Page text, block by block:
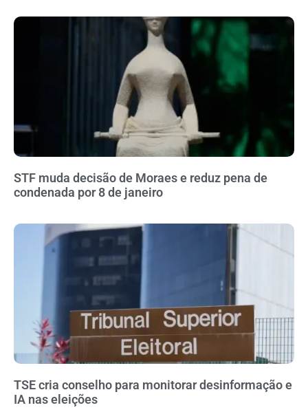
STF muda decisão de Moraes e reduz pena de
condenada por 8 de janeiro
TSE cria conselho para monitorar desinformação e
IA nas eleições